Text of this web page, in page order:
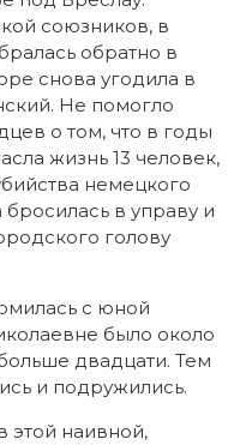
союзников, в
обратно в
снова угодила в
Не помогло
о том, что в годы
жизнь 13 человек,
немецкого
в управу и
голову
с юной
было около
двадцати. Тем
и подружились.
этой наивной,